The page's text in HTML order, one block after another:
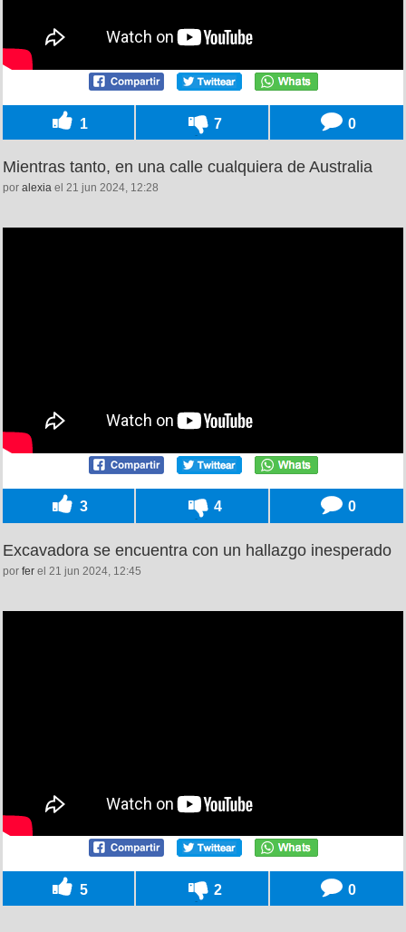
1 7 0
Mientras tanto, en una calle cualquiera de Australia
por alexia el 21 jun 2024, 12:28
3 4 0
Excavadora se encuentra con un hallazgo inesperado
por fer el 21 jun 2024, 12:45
5 2 0